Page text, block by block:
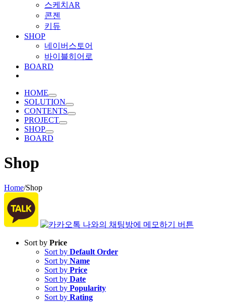
스케치AR
콘젠
키듀
SHOP
네이버스토어
바이블히어로
BOARD
HOME
SOLUTION
CONTENTS
PROJECT
SHOP
BOARD
Shop
Home/Shop
Sort by Price
Sort by Default Order
Sort by Name
Sort by Price
Sort by Date
Sort by Popularity
Sort by Rating